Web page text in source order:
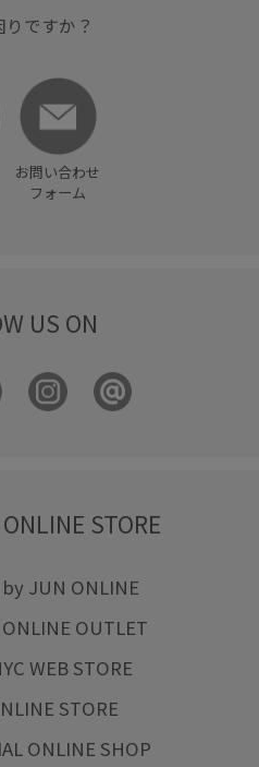
ですか？
お問い合わせ
フォーム
US ON
STORE
JUN ONLINE
OUTLET
WEB STORE
STORE
ONLINE SHOP